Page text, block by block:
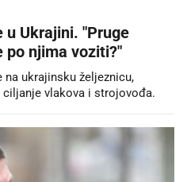
u Ukrajini. "Pruge
po njima voziti?"
na ukrajinsku željeznicu,
vlakova i strojovođa.